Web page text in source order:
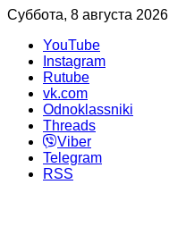
Суббота, 8 августа 2026
YouTube
Instagram
Rutube
vk.com
Odnoklassniki
Threads
Viber
Telegram
RSS